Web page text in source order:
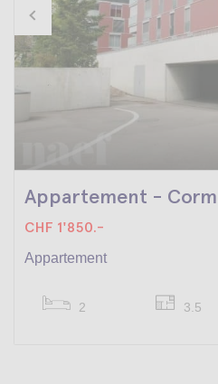
Appartement -
CHF 1'850.-
Appartement
2 3.5